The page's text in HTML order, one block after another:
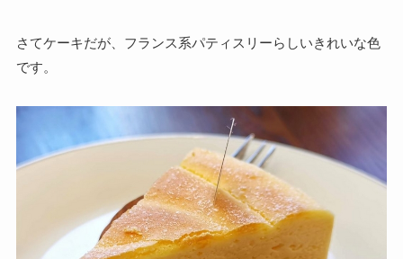
さてケーキだが、フランス系パティスリーらしいきれいな色
です。